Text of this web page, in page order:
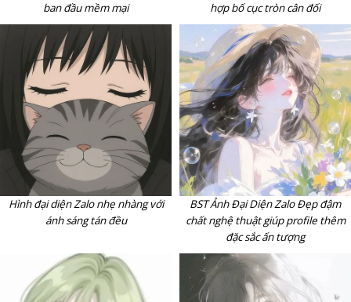
ban đầu mềm mại
hợp bố cục tròn cân đối
Hình đại diện Zalo nhẹ nhàng với
ánh sáng tán đều
BST Ảnh Đại Diện Zalo Đẹp đậm
chất nghệ thuật giúp profile thêm
đặc sắc ấn tượng